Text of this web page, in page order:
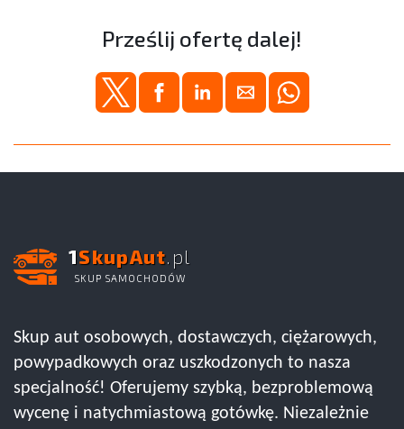
Prześlij ofertę dalej!
1SkupAut.pl
SKUP SAMOCHODÓW
Skup aut osobowych, dostawczych, ciężarowych,
powypadkowych oraz uszkodzonych to nasza
specjalność! Oferujemy szybką, bezproblemową
wycenę i natychmiastową gotówkę. Niezależnie